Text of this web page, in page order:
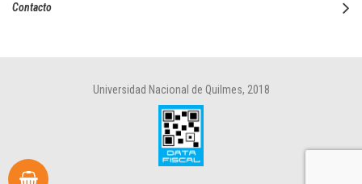
Contacto
Universidad Nacional de Quilmes, 2018